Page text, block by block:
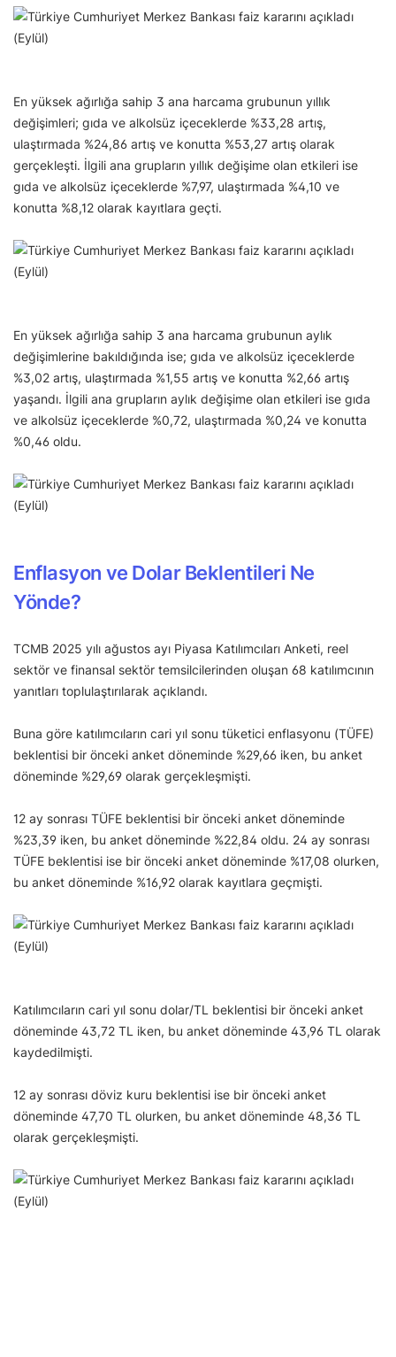
En yüksek ağırlığa sahip 3 ana harcama grubunun yıllık
değişimleri; gıda ve alkolsüz içeceklerde %33,28 artış,
ulaştırmada %24,86 artış ve konutta %53,27 artış olarak
gerçekleşti. İlgili ana grupların yıllık değişime olan etkileri ise
gıda ve alkolsüz içeceklerde %7,97, ulaştırmada %4,10 ve
konutta %8,12 olarak kayıtlara geçti.
En yüksek ağırlığa sahip 3 ana harcama grubunun aylık
değişimlerine bakıldığında ise; gıda ve alkolsüz içeceklerde
%3,02 artış, ulaştırmada %1,55 artış ve konutta %2,66 artış
yaşandı. İlgili ana grupların aylık değişime olan etkileri ise gıda
ve alkolsüz içeceklerde %0,72, ulaştırmada %0,24 ve konutta
%0,46 oldu.
Enflasyon ve Dolar Beklentileri Ne
Yönde?
TCMB 2025 yılı ağustos ayı Piyasa Katılımcıları Anketi, reel
sektör ve finansal sektör temsilcilerinden oluşan 68 katılımcının
yanıtları toplulaştırılarak açıklandı.
Buna göre katılımcıların cari yıl sonu tüketici enflasyonu (TÜFE)
beklentisi bir önceki anket döneminde %29,66 iken, bu anket
döneminde %29,69 olarak gerçekleşmişti.
12 ay sonrası TÜFE beklentisi bir önceki anket döneminde
%23,39 iken, bu anket döneminde %22,84 oldu. 24 ay sonrası
TÜFE beklentisi ise bir önceki anket döneminde %17,08 olurken,
bu anket döneminde %16,92 olarak kayıtlara geçmişti.
Katılımcıların cari yıl sonu dolar/TL beklentisi bir önceki anket
döneminde 43,72 TL iken, bu anket döneminde 43,96 TL olarak
kaydedilmişti.
12 ay sonrası döviz kuru beklentisi ise bir önceki anket
döneminde 47,70 TL olurken, bu anket döneminde 48,36 TL
olarak gerçekleşmişti.